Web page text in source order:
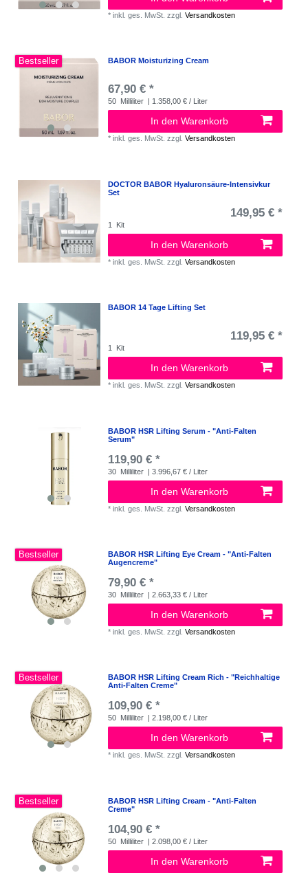
*inkl. ges. MwSt. zzgl.Versandkosten
Bestseller BABOR Moisturizing Cream
67,90 € *
50 Milliliter | 1.358,00 € / Liter
In den Warenkorb
*inkl. ges. MwSt. zzgl.Versandkosten
DOCTOR BABOR Hyaluronsäure-Intensivkur
Set
149,95 € *
1 Kit
In den Warenkorb
*inkl. ges. MwSt. zzgl.Versandkosten
BABOR 14 Tage Lifting Set
119,95 € *
1 Kit
In den Warenkorb
*inkl. ges. MwSt. zzgl.Versandkosten
BABOR HSR Lifting Serum - "Anti-Falten
Serum"
119,90 € *
30 Milliliter | 3.996,67 € / Liter
In den Warenkorb
*inkl. ges. MwSt. zzgl.Versandkosten
Bestseller
BABOR HSR Lifting Eye Cream - "Anti-Falten
Augencreme"
79,90 € *
30 Milliliter | 2.663,33 € / Liter
In den Warenkorb
*inkl. ges. MwSt. zzgl.Versandkosten
Bestseller
BABOR HSR Lifting Cream Rich - "Reichhaltige
Anti-Falten Creme"
109,90 € *
50 Milliliter | 2.198,00 € / Liter
In den Warenkorb
*inkl. ges. MwSt. zzgl.Versandkosten
Bestseller
BABOR HSR Lifting Cream - "Anti-Falten
Creme"
104,90 € *
50 Milliliter | 2.098,00 € / Liter
In den Warenkorb